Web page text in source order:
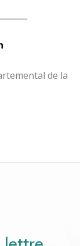
de la